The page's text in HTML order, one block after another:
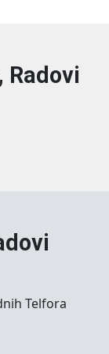
Radovi
Telfora